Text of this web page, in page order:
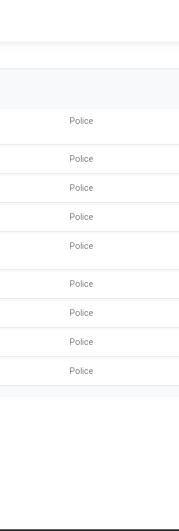
Police
Police
Police
Police
Police
Police
Police
Police
Police